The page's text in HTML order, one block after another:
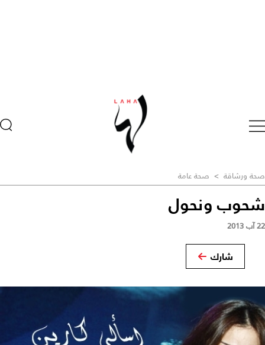
صحة ورشاقة > صحة عامة
شحوب ونحول
22 آب 2013
شارك